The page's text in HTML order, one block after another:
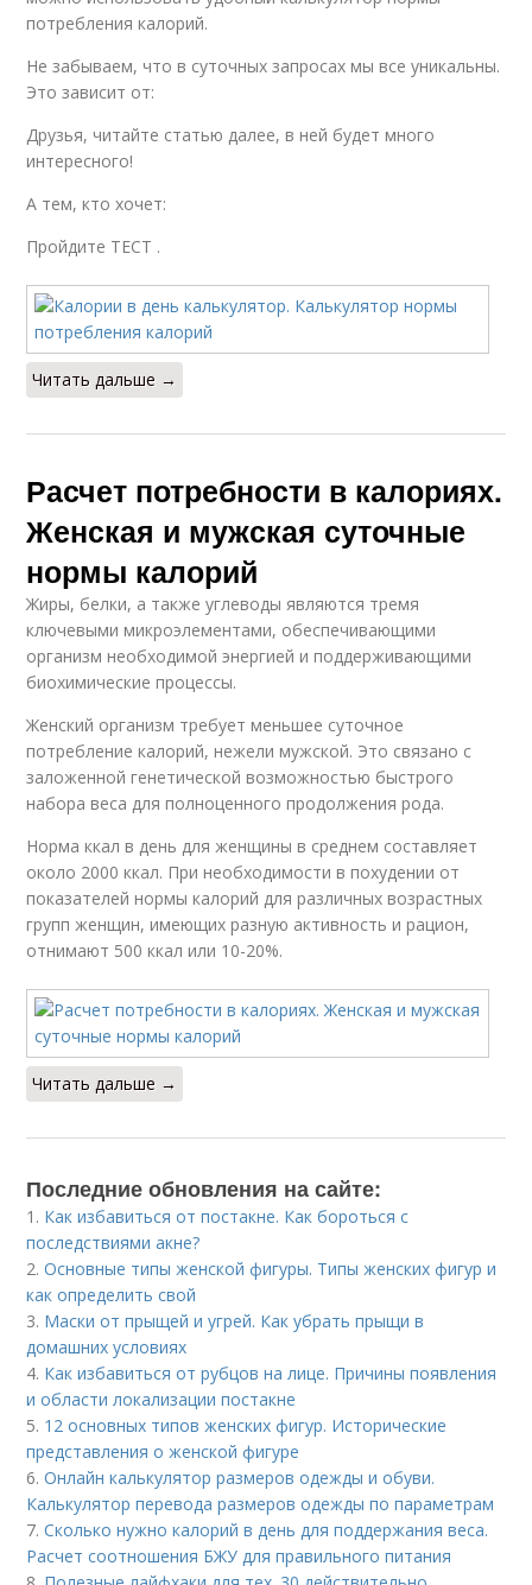
потребления калорий.
Не забываем, что в суточных запросах мы все уникальны.
Это зависит от:
Друзья, читайте статью далее, в ней будет много
интересного!
А тем, кто хочет:
Пройдите ТЕСТ .
Читать дальше →
Расчет потребности в калориях.
Женская и мужская суточные
нормы калорий
Жиры, белки, а также углеводы являются тремя
ключевыми микроэлементами, обеспечивающими
организм необходимой энергией и поддерживающими
биохимические процессы.
Женский организм требует меньшее суточное
потребление калорий, нежели мужской. Это связано с
заложенной генетической возможностью быстрого
набора веса для полноценного продолжения рода.
Норма ккал в день для женщины в среднем составляет
около 2000 ккал. При необходимости в похудении от
показателей нормы калорий для различных возрастных
групп женщин, имеющих разную активность и рацион,
отнимают 500 ккал или 10-20%.
Читать дальше →
Последние обновления на сайте:
1. Как избавиться от постакне. Как бороться с
последствиями акне?
2.Основные типы женской фигуры. Типы женских фигур и
как определить свой
3. Маски от прыщей и угрей. Как убрать прыщи в
домашних условиях
4. Как избавиться от рубцов на лице. Причины появления
и области локализации постакне
5. 12 основных типов женских фигур. Исторические
представления о женской фигуре
6.Онлайн калькулятор размеров одежды и обуви.
Калькулятор перевода размеров одежды по параметрам
7.Сколько нужно калорий в день для поддержания веса.
Расчет соотношения БЖУ для правильного питания